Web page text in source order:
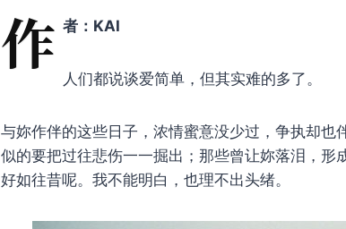
作 者：KAI
人们都说谈爱简单，但其实难的多了。
与妳作伴的这些日子，浓情蜜意没少过，争执却也
似的要把过往悲伤一一掘出；那些曾让妳落泪，形
好如往昔呢。我不能明白，也理不出头绪。